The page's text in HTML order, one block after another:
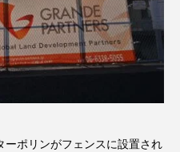
ポリンがフェンスに設置され